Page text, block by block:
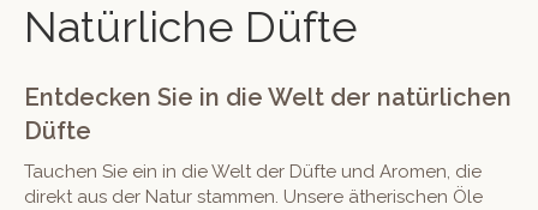
Natürliche Düfte
Entdecken Sie in die Welt der natürlichen
Düfte
Tauchen Sie ein in die Welt der Düfte und Aromen, die
direkt aus der Natur stam­men. Unsere ätherischen Öle